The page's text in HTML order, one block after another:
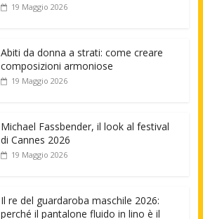
19 Maggio 2026
Abiti da donna a strati: come creare
composizioni armoniose
19 Maggio 2026
Michael Fassbender, il look al festival
di Cannes 2026
19 Maggio 2026
Il re del guardaroba maschile 2026:
perché il pantalone fluido in lino è il